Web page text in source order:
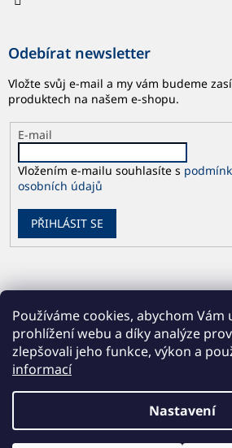
Používáme cookies, abychom
prohlížení webu a díky analýze
zlepšovali jeho funkce, výkon a
informací
Nastavení
Odebírat newsletter
Vložte svůj e-mail a my vám budeme
produktech na našem e-shopu.
E-mail
Vložením e-mailu souhlasíte s
osobních údajů
PŘIHLÁSIT SE